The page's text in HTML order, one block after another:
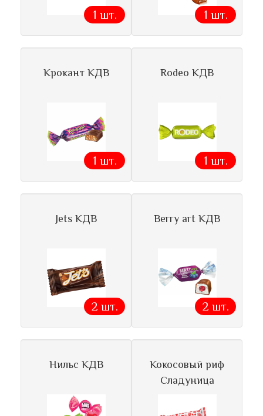
1 шт. 1 шт.
Крокант КДВ
1 шт.
Rodeo КДВ
1 шт.
Jets КДВ
2 шт.
Berry art КДВ
2 шт.
Нильс КДВ
Кокосовый риф
Сладуница